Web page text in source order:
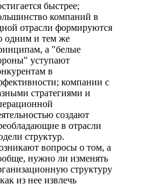
быстрее;
компаний в
отрасли формируются
одним и тем же
а "белые
уступают
в
компании с
стратегиями и
создают
в отрасли
структур.
вопросы о том, а
нужно ли изменять
структуру
из нее извлечь